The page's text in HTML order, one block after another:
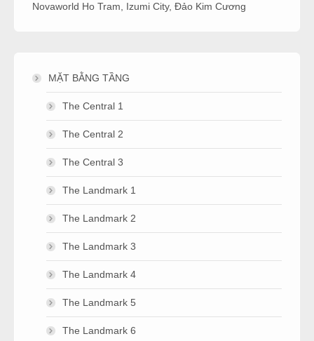
Novaworld Ho Tram
Izumi City, Đảo Kim Cương
MẶT BẰNG TẦNG
The Central 1
The Central 2
The Central 3
The Landmark 1
The Landmark 2
The Landmark 3
The Landmark 4
The Landmark 5
The Landmark 6